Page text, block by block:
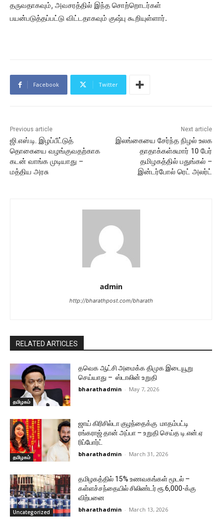
தருவதாகவும், அவசரத்தில் இந்த சொற்றொடர்கள்
பயன்படுத்தப்பட்டு விட்டதாகவும் குஷ்பு கூறியுள்ளார்.
Facebook Twitter
Previous article
ஜி.எஸ்.டி. இழப்பீட்டுத்
தொகையை வழங்குவதற்காக
கடன் வாங்க முடியாது –
மத்திய அரசு
Next article
இலங்கையை சேர்ந்த நிழல் உலக
தாதாக்கள்சுமார் 10 பேர்
தமிழகத்தில் பதுங்கல் –
இன்டர்போல் ரெட் அலர்ட்
admin
http://bharathpost.com/bharath
RELATED ARTICLES
தமிழகம்
தவெக ஆட்சி அமைக்க திமுக இடையூறு
செய்யாது – ஸ்டாலின் உறுதி
bharathadmin - May 7, 2026
தமிழகம்
ஜாய் கிரிசில்டா குழந்தைக்கு மாதம்பட்டி
ரங்கராஜ் தான் அப்பா – உறுதி செய்த டி.என்.ஏ
ரிப்போர்ட்
bharathadmin - March 31, 2026
Uncategorized
தமிழகத்தில் 15% உணவகங்கள் மூடல் –
கள்ளச்சந்தையில் சிலிண்டர் ரூ.6,000-க்கு
விற்பனை
bharathadmin - March 13, 2026